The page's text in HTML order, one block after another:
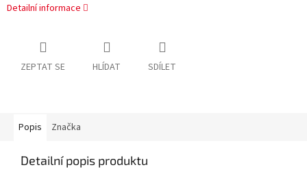
Detailní informace
ZEPTAT SE HLÍDAT SDÍLET
Popis Značka
Detailní popis produktu